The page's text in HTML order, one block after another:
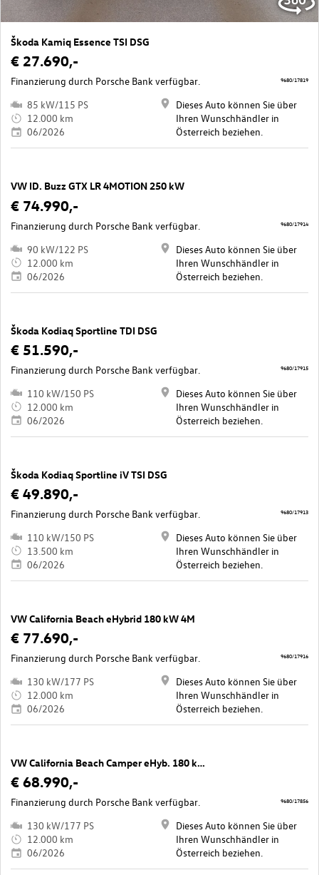
Škoda Kamiq Essence TSI DSG
€ 27.690,-
Finanzierung durch Porsche Bank verfügbar.
85 kW/115 PS
12.000 km
06/2026
Dieses Auto können Sie über
Ihren Wunschhändler in
Österreich beziehen.
9680/17819
VW ID. Buzz GTX LR 4MOTION 250 kW
€ 74.990,-
Finanzierung durch Porsche Bank verfügbar.
90 kW/122 PS
12.000 km
06/2026
Dieses Auto können Sie über
Ihren Wunschhändler in
Österreich beziehen.
9680/17914
Škoda Kodiaq Sportline TDI DSG
€ 51.590,-
Finanzierung durch Porsche Bank verfügbar.
110 kW/150 PS
12.000 km
06/2026
Dieses Auto können Sie über
Ihren Wunschhändler in
Österreich beziehen.
9680/17915
Škoda Kodiaq Sportline iV TSI DSG
€ 49.890,-
Finanzierung durch Porsche Bank verfügbar.
110 kW/150 PS
13.500 km
06/2026
Dieses Auto können Sie über
Ihren Wunschhändler in
Österreich beziehen.
9680/17913
VW California Beach eHybrid 180 kW 4M
€ 77.690,-
Finanzierung durch Porsche Bank verfügbar.
130 kW/177 PS
12.000 km
06/2026
Dieses Auto können Sie über
Ihren Wunschhändler in
Österreich beziehen.
9680/17916
VW California Beach Camper eHyb. 180 kW 4M
€ 68.990,-
Finanzierung durch Porsche Bank verfügbar.
130 kW/177 PS
12.000 km
06/2026
Dieses Auto können Sie über
Ihren Wunschhändler in
Österreich beziehen.
9680/17856